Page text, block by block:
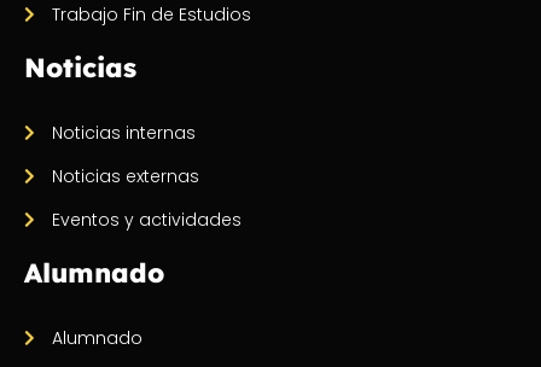
Trabajo Fin de Estudios
Noticias
Noticias internas
Noticias externas
Eventos y actividades
Alumnado
Alumnado